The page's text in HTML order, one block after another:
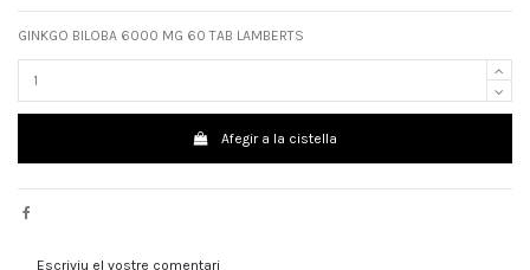
GINKGO BILOBA 6000 MG 60 TAB LAMBERTS
Afegir a la cistella
Escriviu el vostre comentari